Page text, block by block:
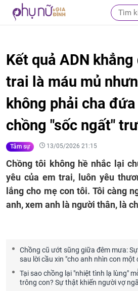
Kết quả ADN
trai là máu mủ
không phải cha
chồng "sốc ngất"
Tâm sự 13/05/2026 21:15
Chồng tôi không hề nhắc lại
yêu của em trai, luôn yêu
lắng cho mẹ con tôi. Tôi càng
anh, xem anh là người thân, là
Chồng cũ ướt sũng giữa đêm mưa:
sau lời cầu xin "cho anh nhìn con một
Tại sao chồng lại "nhiệt tình lạ lùng"
trông con? Sự thật khiến người vợ